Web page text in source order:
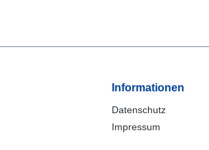
Informationen
Datenschutz
Impressum